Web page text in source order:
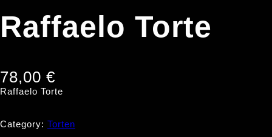
Raffaelo Torte
78,00 €
Raffaelo Torte
Category: Torten